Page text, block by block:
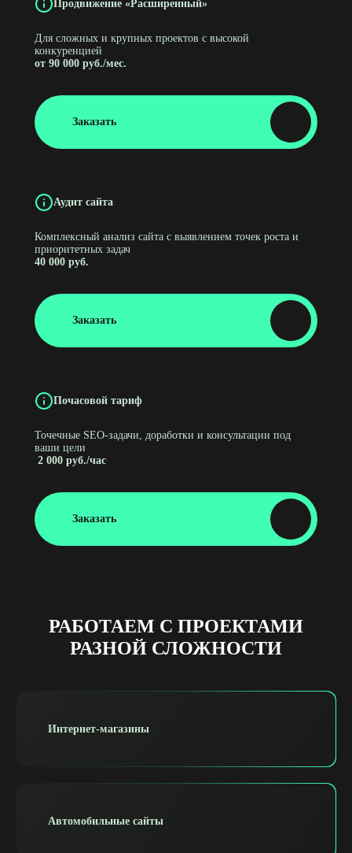
Продвижение «Расширенный»
Для сложных и крупных проектов с высокой
конкуренцией
от 90 000 руб./мес.
Заказать
Аудит сайта
Комплексный анализ сайта с выявлением точек роста и
приоритетных задач
40 000 руб.
Заказать
Почасовой тариф
Точечные SEO-задачи, доработки и консультации под
ваши цели
2 000 руб./час
Заказать
РАБОТАЕМ С ПРОЕКТАМИ
РАЗНОЙ СЛОЖНОСТИ
Интернет-магазины
Автомобильные сайты